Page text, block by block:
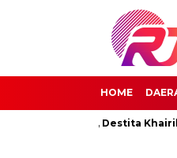
HOME
di Senayan, Destita